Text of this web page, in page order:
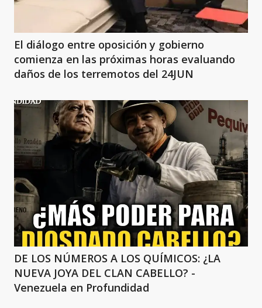
El diálogo entre oposición y gobierno
comienza en las próximas horas evaluando
daños de los terremotos del 24JUN
DE LOS NÚMEROS A LOS QUÍMICOS: ¿LA
NUEVA JOYA DEL CLAN CABELLO? -
Venezuela en Profundidad